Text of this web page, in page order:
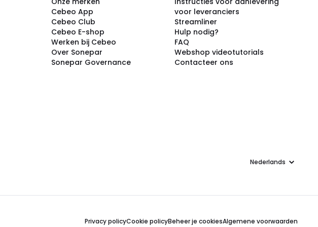
Cebeo App
Cebeo Club
Cebeo E-shop
Werken bij Cebeo
Over Sonepar
Sonepar Governance
voor leveranciers
Streamliner
Hulp nodig?
FAQ
Webshop videotutorials
Contacteer ons
Taal
Privacy policyCookie policyBeheer je cookiesAlgemene voorwaarden